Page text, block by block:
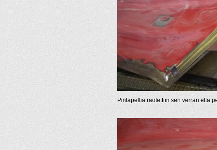
Pintapeltiä raotettiin sen verran että